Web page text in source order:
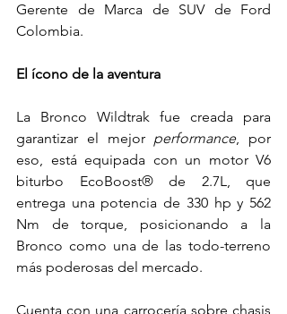
Gerente de Marca de SUV de Ford
Colombia.
El ícono de la aventura
La Bronco Wildtrak fue creada para
garantizar el mejor performance, por
eso, está equipada con un motor V6
biturbo EcoBoost® de 2.7L, que
entrega una potencia de 330 hp y 562
Nm de torque, posicionando a la
Bronco como una de las todo-terreno
más poderosas del mercado.
Cuenta con una carrocería sobre chasis